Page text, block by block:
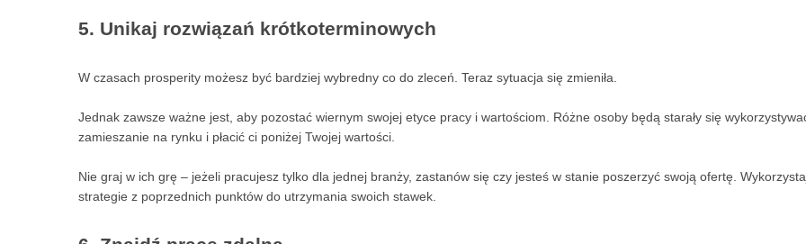
5. Unikaj rozwiązań krótkoterminowych
W czasach prosperity możesz być bardziej wybredny co do zleceń. Teraz sytuacja się zmieniła.
Jednak zawsze ważne jest, aby pozostać wiernym swojej etyce pracy i wartościom. Różne osoby będą starały się
zamieszanie na rynku i płacić ci poniżej Twojej wartości.
Nie graj w ich grę – jeżeli pracujesz tylko dla jednej branży, zastanów się czy jesteś w stanie poszerzyć swoją ofertę.
strategie z poprzednich punktów do utrzymania swoich stawek.